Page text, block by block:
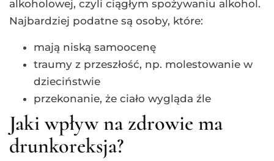
alkoholowej, czyli ciągłym spożywaniu alkohol.
Najbardziej podatne są osoby, które:
mają niską samoocenę
traumy z przeszłość, np. molestowanie w
dzieciństwie
przekonanie, że ciało wygląda źle
Jaki wpływ na zdrowie ma
drunkoreksja?